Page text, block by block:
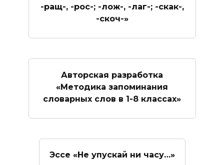
-ращ-, -рос-; -лож-, -лаг-; -скак-,
-скоч-»
Авторская разработка
«Методика запоминания
словарных слов в 1-8 классах»
Эссе «Не упускай ни часу…»